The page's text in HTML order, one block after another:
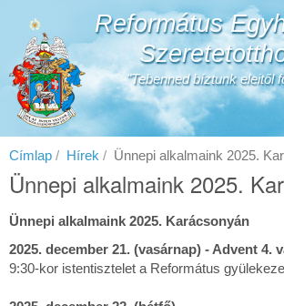
tartalomra
Református
"Tebenned bíztunk eleitől
Címlap Hírek Ünnepi alkalmaink 2025.
Ünnepi alkalmaink 2025.
Ünnepi alkalmaink 2025. Karácsonyán
2025. december 21. (vasárnap) - Advent 4.
9:30-kor istentisztelet a Református